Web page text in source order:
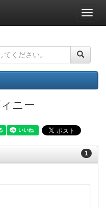
ナ
ビ
ー
ョ
ン
ニー
1